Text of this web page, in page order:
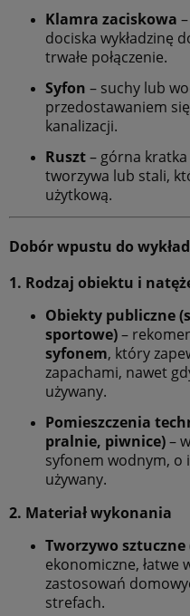
Klamra zaciskowa
dociska wykładzinę
trwałe połączenie.
Syfon – suchy lub
przedostawaniem
kanalizacji.
Ruszt– górna
tworzywa lub stali,
użytkową.
Dobór wpustu do
1. Rodzaj obiektu i
Obiekty publiczne
sportowe)–
syfonem, który
zapachami, nawet
używany.
Pomieszczenia
pralnie, piwnice)–
syfonem wodnym, o
używany.
2. Materiał wykonania
Tworzywo sztuczne
ekonomiczne, łatwe
zastosowań
strefach.